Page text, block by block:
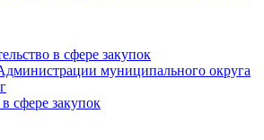
в сфере закупок
муниципального округа
сфере закупок